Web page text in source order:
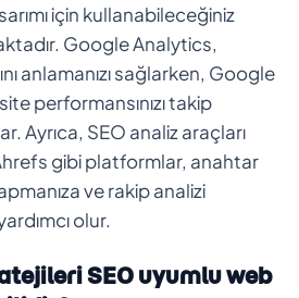
için kullanabileceğiniz
Google Analytics,
anlamanızı sağlarken, Google
performansınızı takip
Ayrıca, SEO analiz araçları
gibi platformlar, anahtar
ve rakip analizi
olur.
SEO uyumlu web